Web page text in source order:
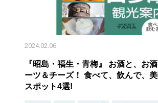
2024.02.06
『昭島・福生・青梅』 お酒と、お
ーツ＆チーズ！ 食べて、飲んで、
スポット4選!